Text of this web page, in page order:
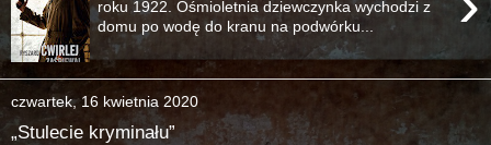
roku 1922. Ośmioletnia dziewczynka wychodzi z
domu po wodę do kranu na podwórku...
czwartek, 16 kwietnia 2020
„Stulecie kryminału”